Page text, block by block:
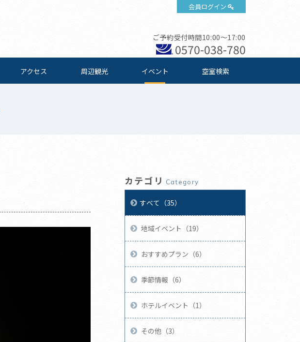
会員ログイン
ご予約受付時間10:00～17:00
0570-038-780
アクセス 周辺観光 イベント 空室検索
カテゴリ Category
すべて（35）
地域イベント（19）
おすすめプラン（6）
季節情報（6）
ホテルイベント（1）
その他（3）